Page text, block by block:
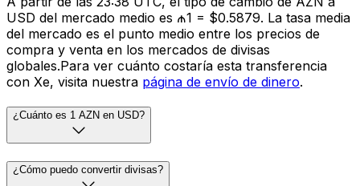
USD del mercado medio es ₼1 = $0.5879. La tasa media
del mercado es el punto medio entre los precios de
compra y venta en los mercados de divisas
globales.Para ver cuánto costaría esta transferencia
con Xe, visita nuestra página de envío de dinero.
¿Cuánto es 1 AZN en USD?
¿Cómo puedo convertir divisas?